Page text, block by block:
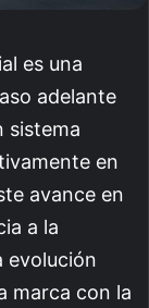
es una
adelante
sistema
en
avance en
a la
evolución
marca con la